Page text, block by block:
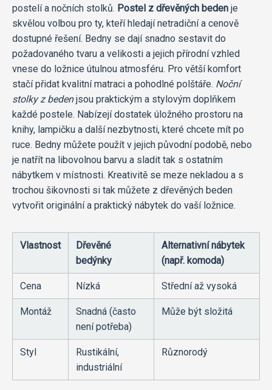
postelí a nočních stolků. Postel z dřevěných beden je
skvělou volbou pro ty, kteří hledají netradiční a cenově
dostupné řešení. Bedny se dají snadno sestavit do
požadovaného tvaru a velikosti a jejich přírodní vzhled
vnese do ložnice útulnou atmosféru. Pro větší komfort
stačí přidat kvalitní matraci a pohodlné polštáře. Noční
stolky z bedenjsou praktickým a stylovým doplňkem
každé postele. Nabízejí dostatek úložného prostoru na
knihy, lampičku a další nezbytnosti, které chcete mít po
ruce. Bedny můžete použít v jejich původní podobě, nebo
je natřít na libovolnou barvu a sladit tak s ostatním
nábytkem v místnosti. Kreativitě se meze nekladou a s
trochou šikovnosti si tak můžete z dřevěných beden
vytvořit originální a praktický nábytek do vaší ložnice.
Vlastnost
Dřevěné
bedýnky
Alternativní nábytek
(např. komoda)
Cena Nízká Střední až vysoká
Montáž
Snadná (často
není potřeba)
Může být složitá
Styl
Rustikální,
industriální
Různorodý